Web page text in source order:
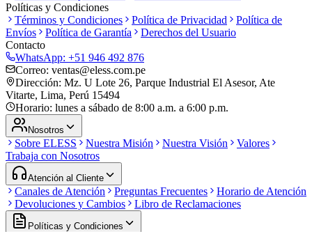
Políticas y Condiciones
Términos y Condiciones
Política de Privacidad
Política de
Envíos
Política de Garantía
Derechos del Usuario
Contacto
WhatsApp: +51 946 492 876
Correo: ventas@eless.com.pe
Dirección: Mz. U Lote 26, Parque Industrial El Asesor, Ate
Vitarte, Lima, Perú 15494
Horario: lunes a sábado de 8:00 a.m. a 6:00 p.m.
Nosotros
Sobre ELESS Nuestra Misión Nuestra Visión
Valores
Trabaja con Nosotros
Atención al Cliente
Canales de Atención Preguntas Frecuentes
Horario de Atención
Devoluciones y Cambios
Libro de Reclamaciones
Políticas y Condiciones